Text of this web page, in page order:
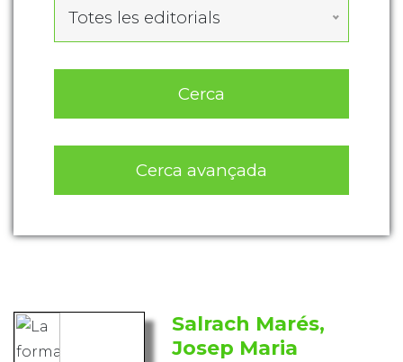
Totes les editorials
Cerca
Cerca avançada
Salrach Marés,
Josep Maria